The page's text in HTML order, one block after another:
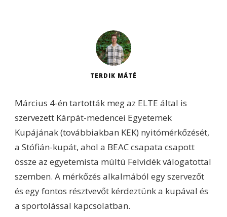
TERDIK MÁTÉ
Március 4-én tartották meg az ELTE által is
szervezett Kárpát-medencei Egyetemek
Kupájának (továbbiakban KEK) nyitómérkőzését,
a Stófián-kupát, ahol a BEAC csapata csapott
össze az egyetemista múltú Felvidék válogatottal
szemben. A mérkőzés alkalmából egy szervezőt
és egy fontos résztvevőt kérdeztünk a kupával és
a sportolással kapcsolatban.